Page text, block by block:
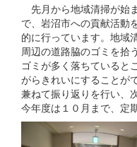
先月から地域清掃が始
で、岩沼市への貢献活動
的に行っています。地域
周辺の道路脇のゴミを拾
ゴミが多く落ちていると
がらきれいにすることが
兼ねて振り返りを行い、
今年度は１０月まで、定